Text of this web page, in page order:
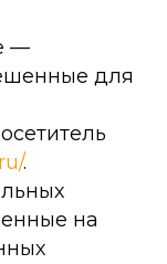
—
для
.
на